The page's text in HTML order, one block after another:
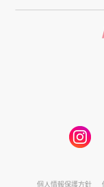
個人情報保護方針